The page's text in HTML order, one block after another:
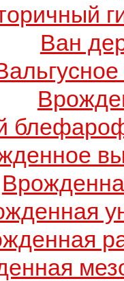
Ван